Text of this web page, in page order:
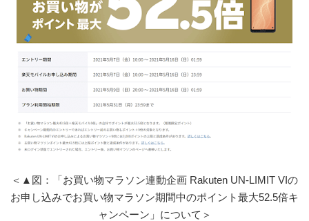
＜▲図：「お買い物マラソン連動企画 Rakuten UN-LIMIT VIの
お申し込みでお買い物マラソン期間中のポイント最大52.5倍キ
ャンペーン」について＞